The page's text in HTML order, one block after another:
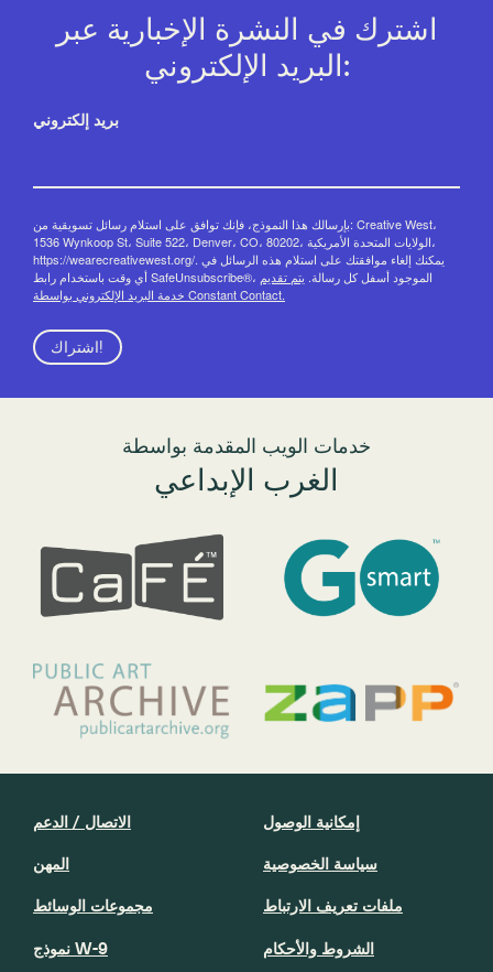
اشترك في النشرة الإخبارية عبر
البريد الإلكتروني:
بريد إلكتروني
بإرسالك هذا النموذج، فإنك توافق على استلام رسائل تسويقية من: Creative West،
1536 Wynkoop St، Suite 522، Denver، CO، 80202، الولايات المتحدة الأمريكية،
https://wearecreativewest.org/. يمكنك إلغاء موافقتك على استلام هذه الرسائل في
أي وقت باستخدام رابط SafeUnsubscribe®، الموجود أسفل كل رسالة. يتم تقديم
خدمة البريد الإلكتروني بواسطة Constant Contact.
اشتراك!
خدمات الويب المقدمة بواسطة
الغرب الإبداعي
الاتصال / الدعم
المهن
مجموعات الوسائط
نموذج W-9
إمكانية الوصول
سياسة الخصوصية
ملفات تعريف الارتباط
الشروط والأحكام